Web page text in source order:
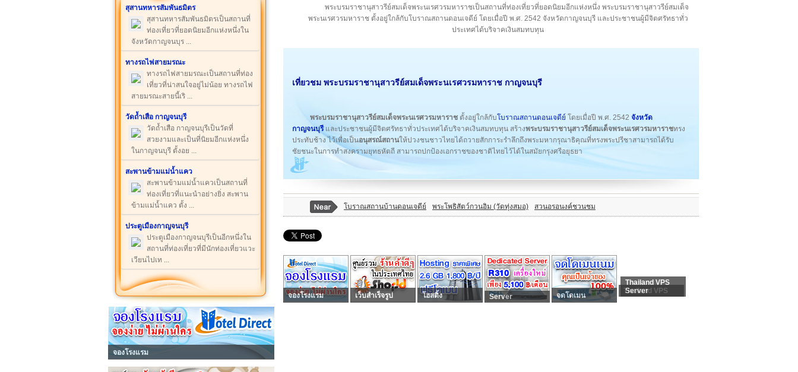
สุสานทหารสัมพันธมิตร
สุสานทหารสัมพันธมิตรเป็นสถานที่
ท่องเที่ยวที่ยอดนิยมอีกแห่งหนึ่งใน
จังหวัดกาญจนบุร ...
ทางรถไฟสายมรณะ
ทางรถไฟสายมรณะเป็นสถานที่ท่อง
เที่ยวที่น่าสนใจอยู่ไม่น้อย ทางรถไฟ
สายมรณะสายนี้เริ ...
วัดถ้ำเสือ กาญจนบุรี
วัดถ้ำเสือ กาญจนบุรีเป็นวัดที่
สวยงามและเป็นที่นิยมอีกแห่งหนึ่ง
ในกาญจนบุรี ตั้งอย ...
สะพานข้ามแม่น้ำแคว
สะพานข้ามแม่น้ำแควเป็นสถานที่
ท่องเที่ยวที่แนะนำอย่างยิ่ง สะพาน
ข้ามแม่น้ำแคว ตั้ง ...
ประตูเมืองกาญจนบุรี
ประตูเมืองกาญจนบุรีเป็นอีกหนึ่งใน
สถานที่ท่องเที่ยวที่มีนักท่องเที่ยวแวะ
เวียนไปเท ...
จองโรงแรม
พระบรมราชานุสาวรีย์สมเด็จพระนเรศวรมหาราชเป็นสถานที่ท่องเที่ยวที่ยอดนิยมอีกแห่งหนึ่ง พระบรมราชานุสาวรีย์สมเด็จ
พระนเรศวรมหาราช ตั้งอยู่ใกล้กับโบราณสถานดอนเจดีย์ โดยเมื่อปี พ.ศ. 2542 จังหวัดกาญจนบุรี และประชาชนผู้มีจิตศรัทธาทั่ว
ประเทศได้บริจาคเงินสมทบทุน
เที่ยวชม พระบรมราชานุสาวรีย์สมเด็จพระนเรศวรมหาราช กาญจนบุรี
พระบรมราชานุสาวรีย์สมเด็จพระนเรศวรมหาราช ตั้งอยู่ใกล้กับโบราณสถานดอนเจดีย์ โดยเมื่อปี พ.ศ. 2542 จังหวัด
กาญจนบุรี และประชาชนผู้มีจิตศรัทธาทั่วประเทศได้บริจาคเงินสมทบทุน สร้างพระบรมราชานุสาวรีย์สมเด็จพระนเรศวรมหาราชทรง
ประทับช้าง ไว้เพื่อเป็นอนุสรณ์สถานให้ปวงชนชาวไทยได้ถวายสักการะรำลึกถึงพระมหากรุณาธิคุณที่ทรงพระปรีชาสามารถได้รับ
ชัยชนะในการทำสงครามยุทธหัตถี สามารถปกป้องเอกราชของชาติไทยไว้ได้ในสมัยกรุงศรีอยุธยา
โบราณสถานบ้านดอนเจดีย์ พระโพธิสัตว์กวนอิม (วัดทุ่งสมอ) สวนอรอนงค์ชวนชม
จองโรงแรม เว็บสำเร็จรูป โฮสติ้ง Server จดโดเมน
Thailand VPS
Thailand VPS
Server